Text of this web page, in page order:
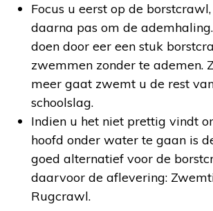
Focus u eerst op de
daarna pas om de
doen door eer een stuk
zwemmen zonder te ademen.
meer gaat zwemt u de rest
schoolslag.
Indien u het niet prettig vindt
hoofd onder water te gaan is
goed alternatief voor de
daarvoor de aflevering:
Rugcrawl.